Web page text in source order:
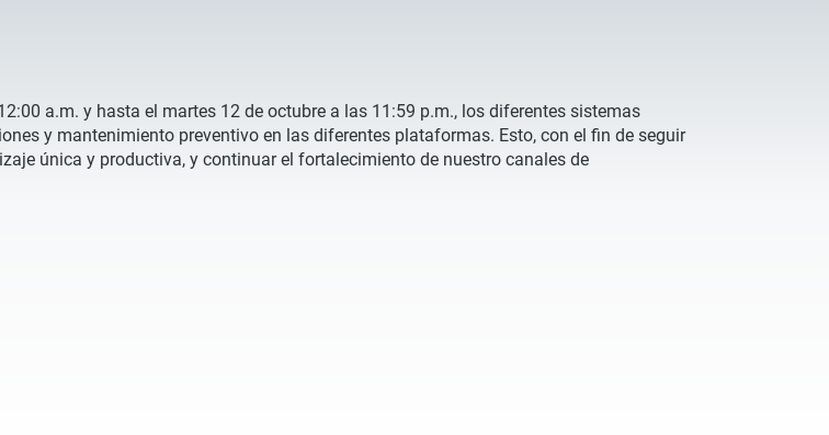
a.m. y hasta el martes 12 de octubre a las 11:59 p.m., los diferentes sistemas
y mantenimiento preventivo en las diferentes plataformas. Esto, con el fin de seguir
única y productiva, y continuar el fortalecimiento de nuestro canales de